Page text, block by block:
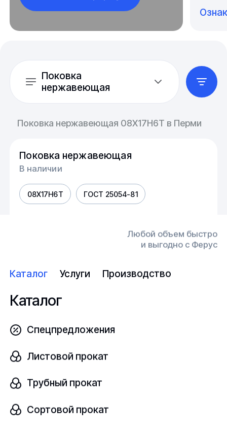
Любой объем быстро
и выгодно с Ферус
Каталог Услуги Производство
Каталог
Спецпредложения
Листовой прокат
Трубный прокат
Сортовой прокат
Поковка
нержавеющая
Поковка нержавеющая 08Х17Н6Т в Перми
Поковка нержавеющая
В наличии
08Х17Н6Т ГОСТ 25054-81
шт
Узнать цену
Поковка нержавеющая
Диаметр, мм
1000